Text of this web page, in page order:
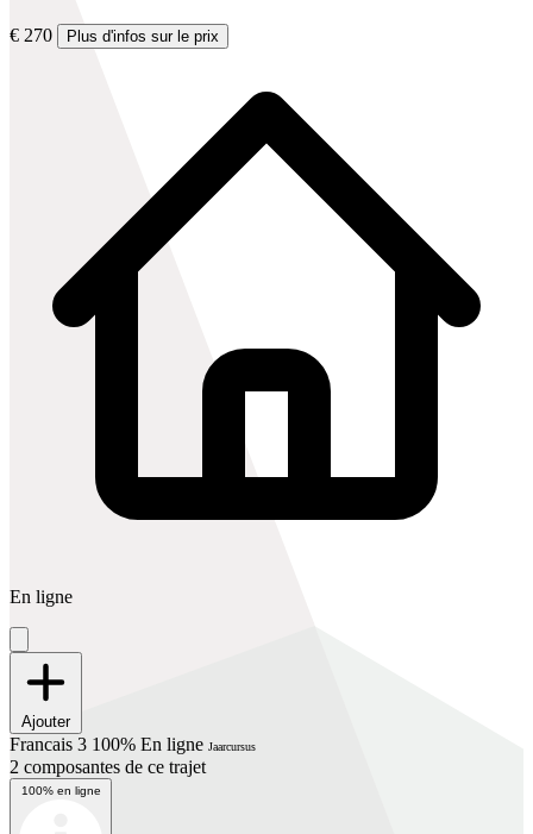
€ 270 Plus d'infos sur le prix
En ligne
Ajouter
Francais 3 100% En ligne Jaarcursus
2 composantes de ce trajet
100% en ligne